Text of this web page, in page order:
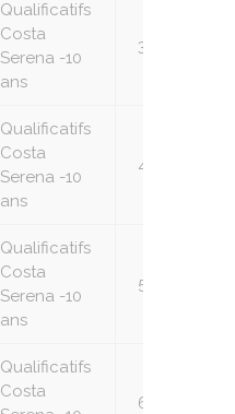
Qualificatifs
Costa
Serena -10
ans
3
Qualificatifs
Costa
Serena -10
ans
4
Qualificatifs
Costa
Serena -10
ans
5
Qualificatifs
Costa
6